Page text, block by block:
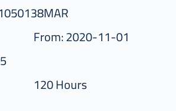
From: 2020-11-01
120 Hours